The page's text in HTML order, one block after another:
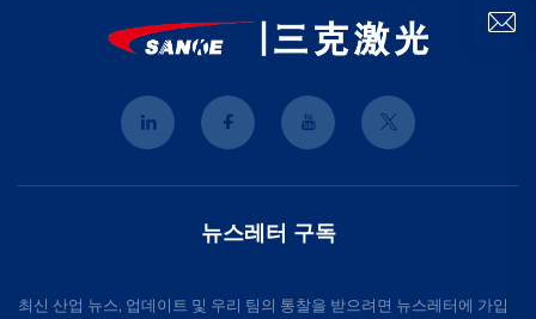
뉴스레터 구독
최신 산업 뉴스, 업데이트 및 우리 팀의 통찰을 받으려면 뉴스레터에 가입